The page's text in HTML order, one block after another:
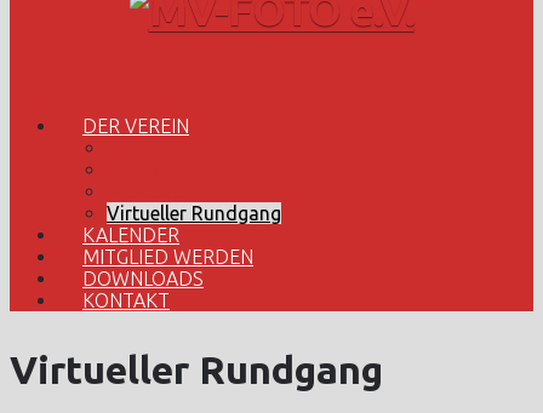
DER VEREIN
Virtueller Rundgang
KALENDER
MITGLIED WERDEN
DOWNLOADS
KONTAKT
Virtueller Rundgang